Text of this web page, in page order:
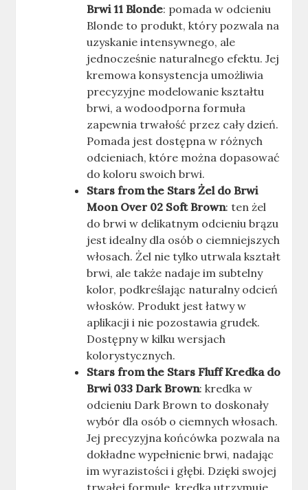
Brwi 11 Blonde: pomada w odcieniu
Blonde to produkt, który pozwala na
uzyskanie intensywnego, ale
jednocześnie naturalnego efektu. Jej
kremowa konsystencja umożliwia
precyzyjne modelowanie kształtu
brwi, a wodoodporna formuła
zapewnia trwałość przez cały dzień.
Pomada jest dostępna w różnych
odcieniach, które można dopasować
do koloru swoich brwi.
Stars from the Stars Żel do Brwi
Moon Over 02 Soft Brown: ten żel
do brwi w delikatnym odcieniu brązu
jest idealny dla osób o ciemniejszych
włosach. Żel nie tylko utrwala kształt
brwi, ale także nadaje im subtelny
kolor, podkreślając naturalny odcień
włosków. Produkt jest łatwy w
aplikacji i nie pozostawia grudek.
Dostępny w kilku wersjach
kolorystycznych.
Stars from the Stars Fluff Kredka do
Brwi 033 Dark Brown: kredka w
odcieniu Dark Brown to doskonały
wybór dla osób o ciemnych włosach.
Jej precyzyjna końcówka pozwala na
dokładne wypełnienie brwi, nadając
im wyrazistości i głębi. Dzięki swojej
trwałej formule, kredka utrzymuje